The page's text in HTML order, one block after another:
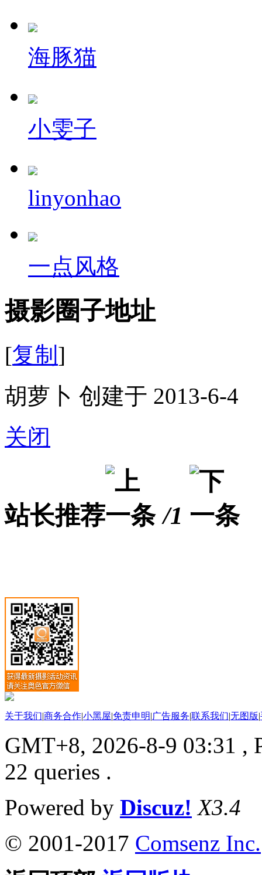
海豚猫
小雯子
linyonhao
一点风格
摄影圈子地址
[复制 ]
胡萝卜 创建于 2013-6-4
关闭
站长推荐 /1
关于我们|商务合作|小黑屋|免责申明|广告服务|联系我们|无图版|
GMT+8, 2026-8-9 03:31 ,
22 queries .
Powered by Discuz! X3.4
© 2001-2017 Comsenz Inc.